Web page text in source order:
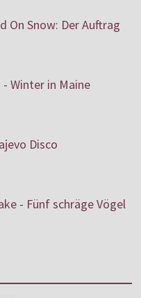
On Snow: Der Auftrag
Winter in Maine
Disco
- Fünf schräge Vögel